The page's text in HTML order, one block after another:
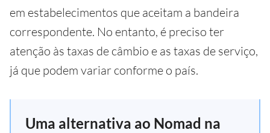
em estabelecimentos que aceitam a bandeira
correspondente. No entanto, é preciso ter
atenção às taxas de câmbio e as taxas de serviço,
já que podem variar conforme o país.
Uma alternativa ao Nomad na